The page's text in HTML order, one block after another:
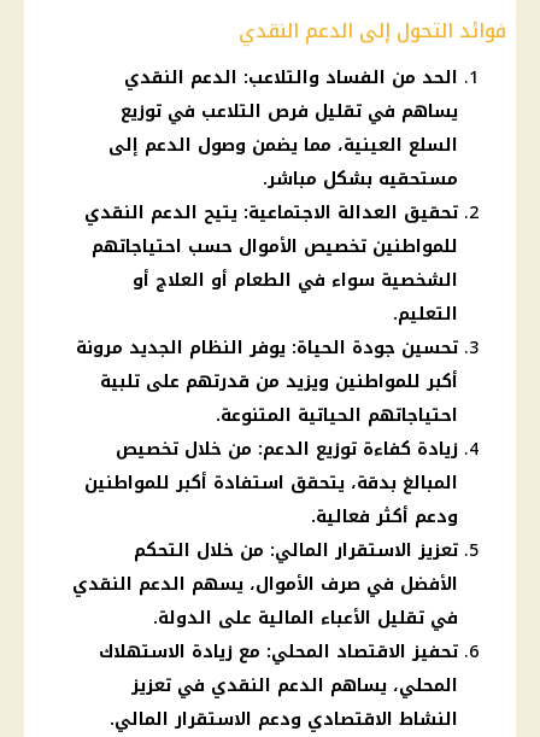
فوائد التحول إلى الدعم النقدي
الحد من الفساد والتلاعب: الدعم النقدي
يساهم في تقليل فرص التلاعب في توزيع
السلع العينية، مما يضمن وصول الدعم إلى
مستحقيه بشكل مباشر.
تحقيق العدالة الاجتماعية: يتيح الدعم النقدي
للمواطنين تخصيص الأموال حسب احتياجاتهم
الشخصية سواء في الطعام أو العلاج أو
التعليم.
تحسين جودة الحياة: يوفر النظام الجديد مرونة
أكبر للمواطنين ويزيد من قدرتهم على تلبية
احتياجاتهم الحياتية المتنوعة.
زيادة كفاءة توزيع الدعم: من خلال تخصيص
المبالغ بدقة، يتحقق استفادة أكبر للمواطنين
ودعم أكثر فعالية.
تعزيز الاستقرار المالي: من خلال التحكم
الأفضل في صرف الأموال، يسهم الدعم النقدي
في تقليل الأعباء المالية على الدولة.
تحفيز الاقتصاد المحلي: مع زيادة الاستهلاك
المحلي، يساهم الدعم النقدي في تعزيز
النشاط الاقتصادي ودعم الاستقرار المالي.